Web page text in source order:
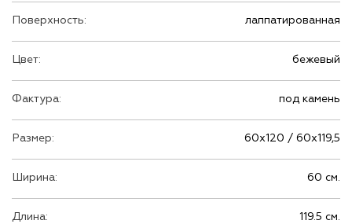
Поверхность: лаппатированная
Цвет: бежевый
Фактура: под камень
Размер: 60х120 / 60х119,5
Ширина: 60 см.
Длина: 119.5 см.